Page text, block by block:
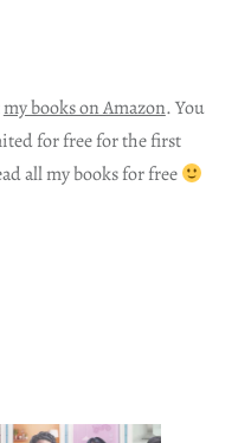
my books on Amazon. You
for free for the first
all my books for free